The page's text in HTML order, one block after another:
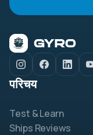
परिचय
Test & Learn
Ships Reviews